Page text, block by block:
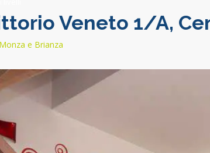
Veneto 1/A,
Monza e Brianza